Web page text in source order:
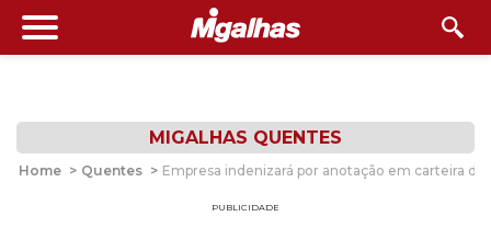
MIGALHAS QUENTES
Home > Quentes > Empresa indenizará por anotação em carteira
PUBLICIDADE